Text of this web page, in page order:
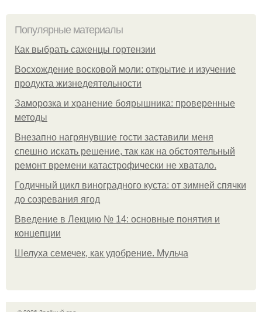
Популярные материалы
Как выбрать саженцы гортензии
Восхождение восковой моли: открытие и изучение
продукта жизнедеятельности
Заморозка и хранение боярышника: проверенные
методы
Внезапно нагрянувшие гости заставили меня
спешно искать решение, так как на обстоятельный
ремонт времени катастрофически не хватало.
Годичный цикл виноградного куста: от зимней спячки
до созревания ягод
Введение в Лекцию № 14: основные понятия и
концепции
Шелуха семечек, как удобрение. Мульча